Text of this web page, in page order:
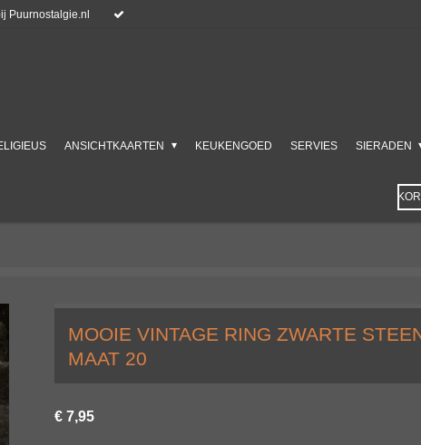
Puurnostalgie.nl
ANSICHTKAARTEN KEUKENGOED SERVIES SIERADEN
MOOIE VINTAGE RING ZWARTE
MAAT 20
€ 7,95